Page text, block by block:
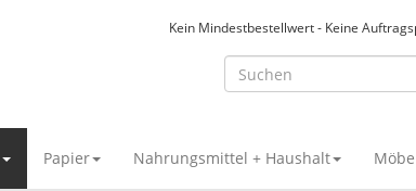
Kein Mindestbestellwert - Keine
Papier Nahrungsmittel + Haushalt